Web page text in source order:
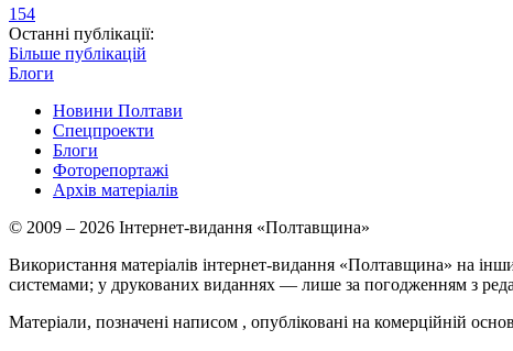
154
Останні публікації:
Більше публікацій
Блоги
Новини Полтави
Спецпроекти
Блоги
Фоторепортажі
Архів матеріалів
© 2009 – 2026 Інтернет-видання «Полтавщина»
Використання матеріалів інтернет-видання «Полтавщина» на
системами; у друкованих виданнях — лише за погодженням з
Матеріали, позначені написом , опубліковані на комерційній